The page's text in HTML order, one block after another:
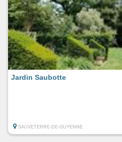
Jardin Saubotte
SAUVETERRE-DE-GUYENNE